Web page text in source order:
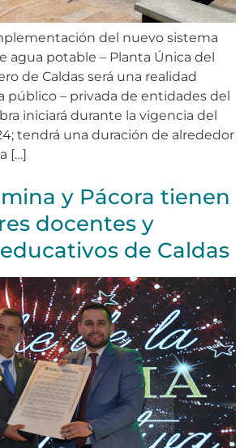
del nuevo sistema
agua potable – Planta Única del
de Caldas será una realidad
público – privada de entidades del
iniciará durante la vigencia del
tendrá una duración de alrededor
[…]
y Pácora tienen
docentes y
de Caldas